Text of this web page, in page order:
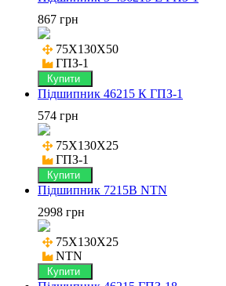
867 грн
75X130X50
ГПЗ-1
Купити
Підшипник 46215 К ГПЗ-1
574 грн
75X130X25
ГПЗ-1
Купити
Підшипник 7215B NTN
2998 грн
75X130X25
NTN
Купити